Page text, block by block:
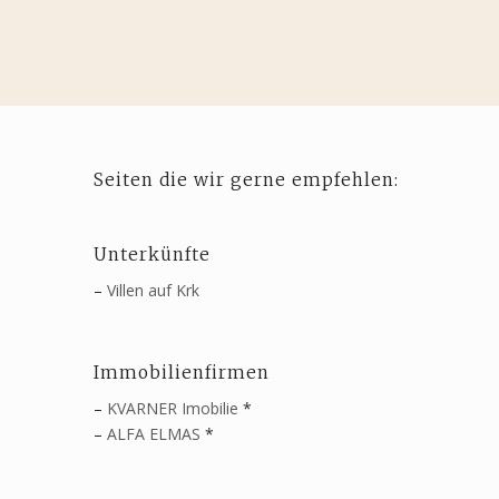
Seiten die wir gerne empfehlen:
Unterkünfte
– Villen auf Krk
Immobilienfirmen
– KVARNER Imobilie *
– ALFA ELMAS *